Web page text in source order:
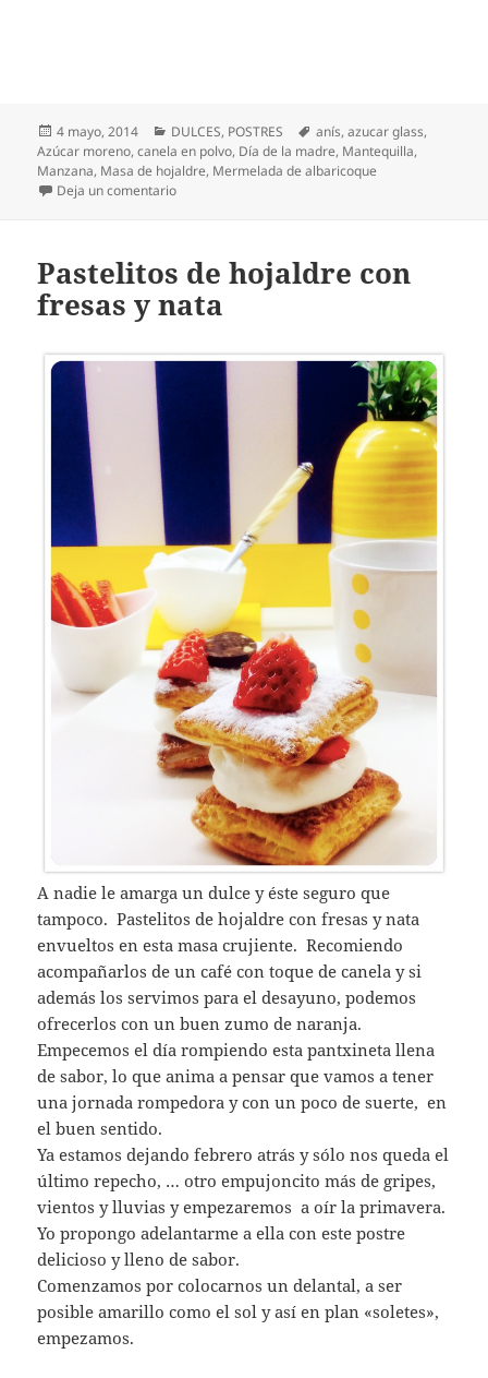
Publicado
el
4 mayo, 2014 Categorías
DULCES, POSTRES Etiquetas
anís,azucar glass,
Azúcar moreno,canela en polvo, Día de la madre, Mantequilla,
Manzana, Masa de hojaldre, Mermelada de albaricoque
Deja un comentarioen Tarta de manzana con hojaldre
Pastelitos de hojaldre con
fresas y nata
A nadie le amarga un dulce y éste seguro que
tampoco. Pastelitos de hojaldre con fresas y nata
envueltos en esta masa crujiente. Recomiendo
acompañarlos de un café con toque de canela y si
además los servimos para el desayuno, podemos
ofrecerlos con un buen zumo de naranja.
Empecemos el día rompiendo esta pantxineta llena
de sabor, lo que anima a pensar que vamos a tener
una jornada rompedora y con un poco de suerte, en
el buen sentido.
Ya estamos dejando febrero atrás y sólo nos queda el
último repecho, … otro empujoncito más de gripes,
vientos y lluvias y empezaremos a oír la primavera.
Yo propongo adelantarme a ella con este postre
delicioso y lleno de sabor.
Comenzamos por colocarnos un delantal, a ser
posible amarillo como el sol y así en plan «soletes»,
empezamos.